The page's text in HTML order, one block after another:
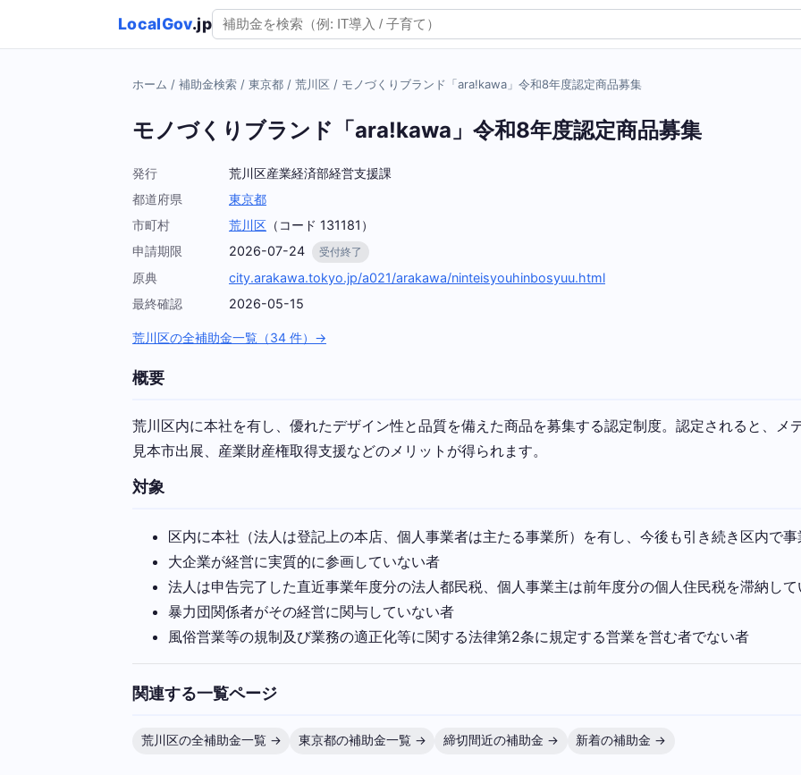
LocalGov.jp
ホーム / 補助金検索 / 東京都 / 荒川区 / モノづくりブランド「ara!kawa」令和8年度認定商品募集
モノづくりブランド「ara!kawa」令和8年度認定商品募集
発行
荒川区産業経済部経営支援課
都道府県
東京都
市町村
荒川区 （コード 131181）
申請期限
2026-07-24 受付終了
原典
city.arakawa.tokyo.jp/a021/arakawa/ninteisyouhinbosyuu.html
最終確認
2026-05-15
荒川区の全補助金一覧（34 件）→
概要
荒川区内に本社を有し、優れたデザイン性と品質を備えた商品を募集する認定制度。認定されると、メ
見本市出展、産業財産権取得支援などのメリットが得られます。
対象
区内に本社（法人は登記上の本店、個人事業者は主たる事業所）を有し、今後も引き続き区内で
大企業が経営に実質的に参画していない者
法人は申告完了した直近事業年度分の法人都民税、個人事業主は前年度分の個人住民税を滞納し
暴力団関係者がその経営に関与していない者
風俗営業等の規制及び業務の適正化等に関する法律第2条に規定する営業を営む者でない者
関連する一覧ページ
荒川区の全補助金一覧 → 東京都の補助金一覧 → 締切間近の補助金 → 新着の補助金 →